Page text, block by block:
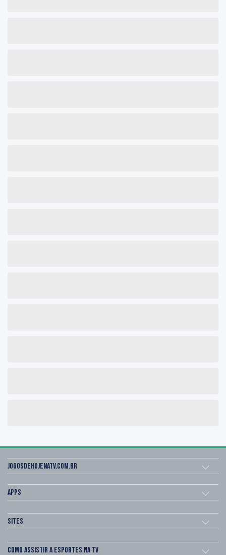
Jogosdehojenatv.com.br
Apps
Sites
Como assistir a esportes na TV